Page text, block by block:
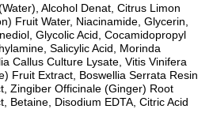
Alcohol Denat, Citrus Limon
Fruit Water, Niacinamide, Glycerin,
Glycolic Acid, Cocamidopropyl
Salicylic Acid, Morinda
Callus Culture Lysate, Vitis Vinifera
Fruit Extract, Boswellia Serrata Resin
Zingiber Officinale (Ginger) Root
Betaine, Disodium EDTA, Citric Acid